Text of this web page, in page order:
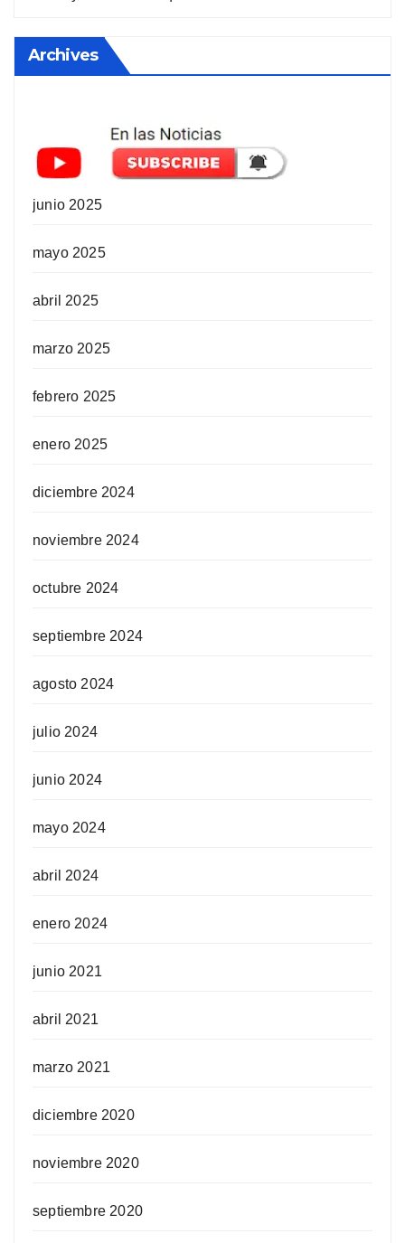
Archives
junio 2025
mayo 2025
abril 2025
marzo 2025
febrero 2025
enero 2025
diciembre 2024
noviembre 2024
octubre 2024
septiembre 2024
agosto 2024
julio 2024
junio 2024
mayo 2024
abril 2024
enero 2024
junio 2021
abril 2021
marzo 2021
diciembre 2020
noviembre 2020
septiembre 2020